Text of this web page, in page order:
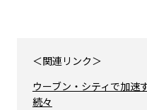
＜関連リンク＞
ウーブン・シティで加
続々